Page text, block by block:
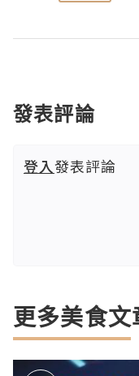
發表評論
登入發表評論
更多美食文